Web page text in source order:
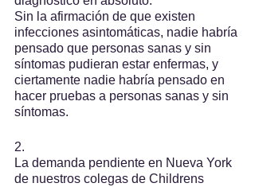
Sin la afirmación de que existen
infecciones asintomáticas, nadie habría
pensado que personas sanas y sin
síntomas pudieran estar enfermas, y
ciertamente nadie habría pensado en
hacer pruebas a personas sanas y sin
síntomas.
2.
La demanda pendiente en Nueva York
de nuestros colegas de Childrens